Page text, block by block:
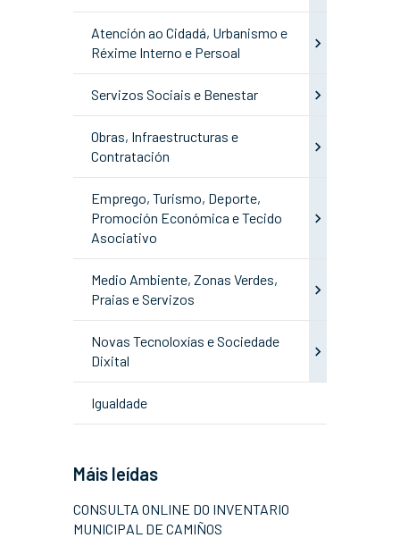
Atención ao Cidadá, Urbanismo e
Réxime Interno e Persoal
Servizos Sociais e Benestar
Obras, Infraestructuras e
Contratación
Emprego, Turismo, Deporte,
Promoción Económica e Tecido
Asociativo
Medio Ambiente, Zonas Verdes,
Praias e Servizos
Novas Tecnoloxías e Sociedade
Dixital
Igualdade
Máis leídas
CONSULTA ONLINE DO INVENTARIO
MUNICIPAL DE CAMIÑOS